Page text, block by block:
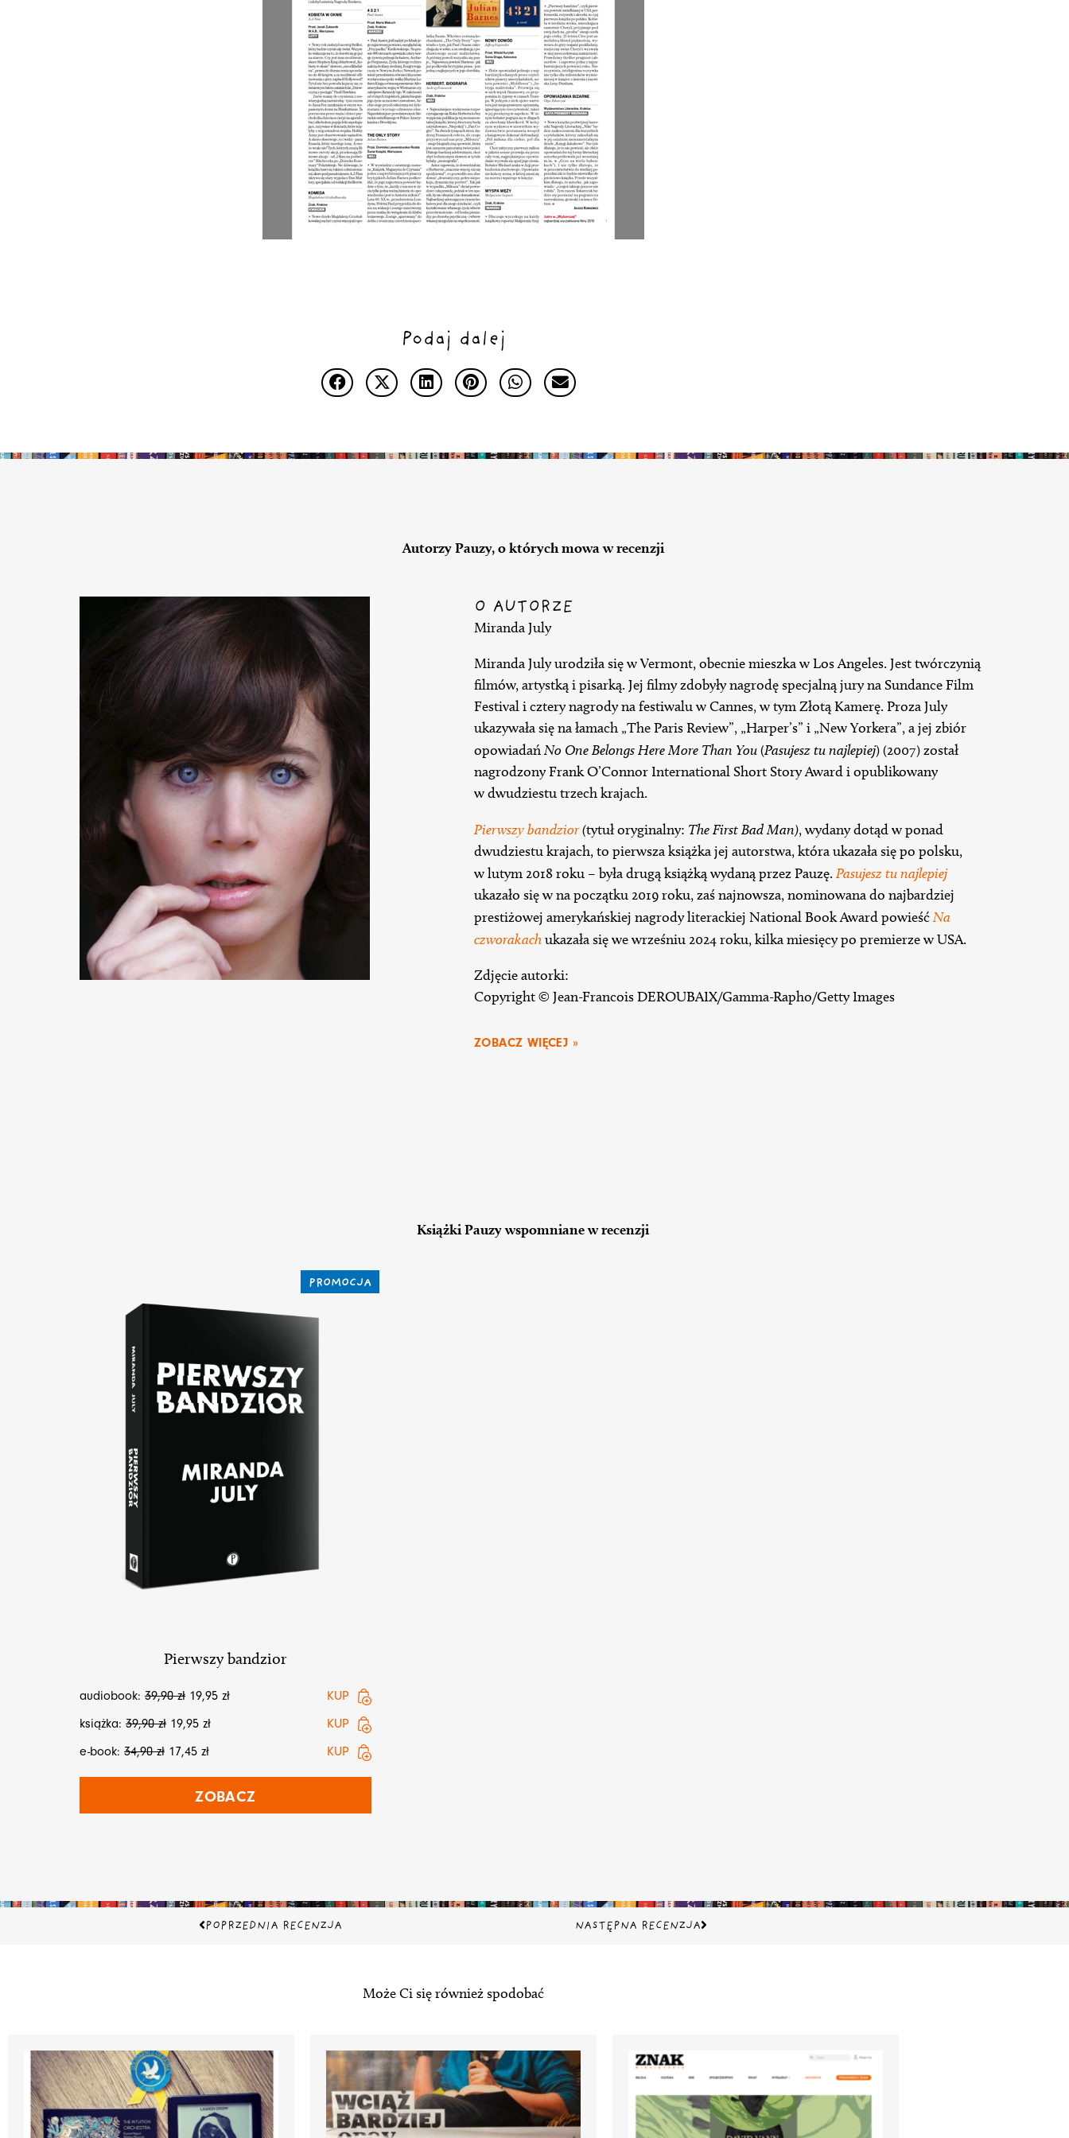
Podaj dalej
Autorzy Pauzy, o których mowa w recenzji
O AUTORZE
Miranda July
Miranda July urodziła się w Vermont, obecnie mieszka w Los Angeles. Jest twórczynią
filmów, artystką i pisarką. Jej filmy zdobyły nagrodę specjalną jury na Sundance Film
Festival i cztery nagrody na festiwalu w Cannes, w tym Złotą Kamerę. Proza July
ukazywała się na łamach „The Paris Review”, „Harper’s” i „New Yorkera”, a jej zbiór
opowiadańNo One Belongs Here More Than You(Pasujesz tu najlepiej) (2007) został
nagrodzony Frank O’Connor International Short Story Award i opublikowany
w dwudziestu trzech krajach.
Pierwszy bandzior(tytuł oryginalny: The First Bad Man), wydany dotąd w ponad
dwudziestu krajach, to pierwsza książka jej autorstwa, która ukazała się po polsku,
w lutym 2018 roku – była drugą książką wydaną przez Pauzę. Pasujesz tu najlepiej
ukazało się w na początku 2019 roku, zaś najnowsza, nominowana do najbardziej
prestiżowej amerykańskiej nagrody literackiej National Book Award powieśćNa
czworakachukazała się we wrześniu 2024 roku, kilka miesięcy po premierze w USA.
Zdjęcie autorki:
Copyright © Jean-Francois DEROUBAIX/Gamma-Rapho/Getty Images
ZOBACZ WIĘCEJ »
Książki Pauzy wspomniane w recenzji
PROMOCJA
Pierwszy bandzior
audiobook: 39,90zł 19,95 zł
KUP
książka: 39,90zł 19,95 zł
KUP
e-book: 34,90zł 17,45 zł KUP
ZOBACZ
Prev
POPRZEDNIA RECENZJA NASTĘPNA RECENZJANastępny
Może Ci się również spodobać